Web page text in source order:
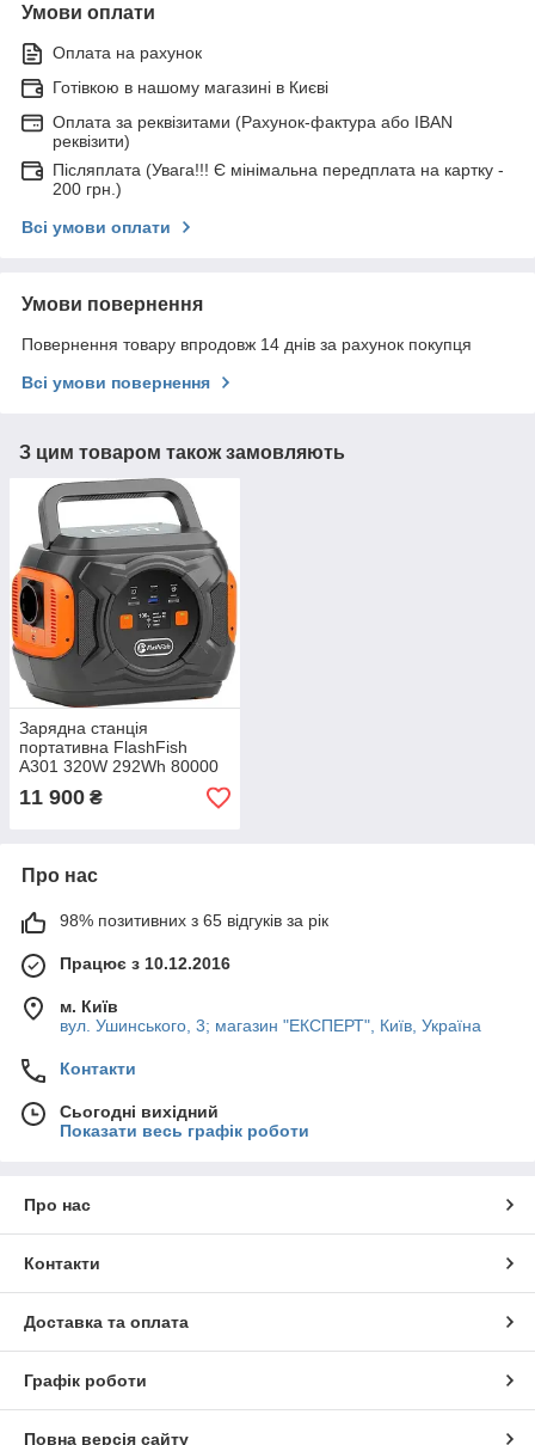
Умови оплати
Оплата на рахунок
Готівкою в нашому магазині в Києві
Оплата за реквізитами (Рахунок-фактура або IBAN
реквізити)
Післяплата (Увага!!! Є мінімальна передплата на картку -
200 грн.)
Всі умови оплати
Умови повернення
Повернення товару впродовж 14 днів за рахунок покупця
Всі умови повернення
З цим товаром також замовляють
Зарядна станція
портативна FlashFish
A301 320W 292Wh 80000
mAh
11 900 ₴
Про нас
98% позитивних з 65 відгуків за рік
Працює з 10.12.2016
м. Київ
вул. Ушинського, 3; магазин "ЕКСПЕРТ", Київ, Україна
Контакти
Сьогодні вихідний
Показати весь графік роботи
Про нас
Контакти
Доставка та оплата
Графік роботи
Повна версія сайту